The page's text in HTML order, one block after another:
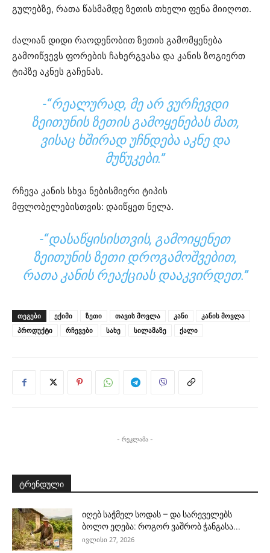
გულებზე, რათა წასმამდე ზეთის თხელი ფენა მიიღოთ.
ძალიან დიდი რაოდენობით ზეთის გამომყენება
გამოიწვევს ფორების ჩახერგვასა და კანის ზოგიერთ
ტიპზე აკნეს გაჩენას.
-“ᲠᲔᲐᲚᲣᲠᲐᲓ, ᲛᲔ ᲐᲠ ᲕᲣᲠᲩᲔᲕᲓᲘ
ᲖᲔᲘᲗᲣᲜᲘᲡ ᲖᲔᲗᲘᲡ ᲒᲐᲛᲝᲧᲔᲜᲔᲑᲐᲡ ᲛᲐᲗ,
ᲕᲘᲡᲐᲪ ᲮᲨᲘᲠᲐᲓ ᲣᲩᲜᲓᲔᲑᲐ ᲐᲙᲜᲔ ᲓᲐ
ᲛᲣᲬᲣᲙᲔᲑᲘ.”
რჩევა კანის სხვა ნებისმიერი ტიპის
მფლობელებისთვის: დაიწყეთ ნელა.
-“ᲓᲐᲡᲐᲬᲧᲘᲡᲘᲡᲗᲕᲘᲡ, ᲒᲐᲛᲝᲘᲧᲔᲜᲔᲗ
ᲖᲔᲘᲗᲣᲜᲘᲡ ᲖᲔᲗᲘ ᲓᲠᲝᲒᲐᲛᲝᲨᲕᲔᲑᲘᲗ,
ᲠᲐᲗᲐ ᲙᲐᲜᲘᲡ ᲠᲔᲐᲥᲪᲘᲐᲡ ᲓᲐᲐᲙᲕᲘᲠᲓᲔᲗ.”
ᲗᲔᲒᲔᲑᲘ ექიმი ზეთი თავის მოვლა კანი
კანის მოვლა
პროდუქტი
რჩევები სახე სილამაზე ქალი
- რეკლამა -
ტრენდული
იღებ საჭმელ სოდას – და სარეველებს
ბოლო ეღება: როგორ ვაშრობ ჭანგასა...
ივლისი 27, 2026